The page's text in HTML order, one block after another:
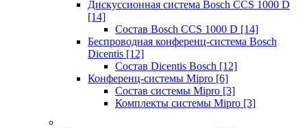
Дискуссионная система Bosch CCS 1000 D
[14]
Состав Bosch CCS 1000 D [14]
Беспроводная конференц-система Bosch
Dicentis [12]
Состав Dicentis Bosch [12]
Конференц-системы Mipro [6]
Состав системы Mipro [3]
Комплекты системы Mipro [3]